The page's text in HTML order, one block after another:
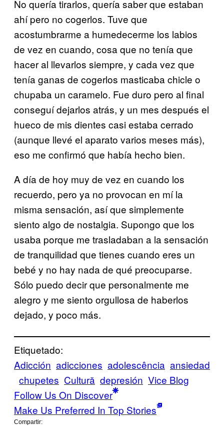
No quería tirarlos, quería saber que estaban
ahí pero no cogerlos. Tuve que
acostumbrarme a humedecerme los labios
de vez en cuando, cosa que no tenía que
hacer al llevarlos siempre, y cada vez que
tenía ganas de cogerlos masticaba chicle o
chupaba un caramelo. Fue duro pero al final
conseguí dejarlos atrás, y un mes después el
hueco de mis dientes casi estaba cerrado
(aunque llevé el aparato varios meses más),
eso me confirmó que había hecho bien.
A día de hoy muy de vez en cuando los
recuerdo, pero ya no provocan en mí la
misma sensación, así que simplemente
siento algo de nostalgia. Supongo que los
usaba porque me trasladaban a la sensación
de tranquilidad que tienes cuando eres un
bebé y no hay nada de qué preocuparse.
Sólo puedo decir que personalmente me
alegro y me siento orgullosa de haberlos
dejado, y poco más.
Etiquetado:
Adicción adicciones adolescência ansiedad
chupetes Cultură depresión Vice Blog
Follow Us On Discover
Make Us Preferred In Top Stories
Compartir: